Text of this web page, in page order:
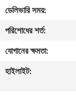
যোগাযোগ
করুন
ডেলিভারি সময়:
পরিশোধের শর্ত:
যোগানের ক্ষমতা:
হাইলাইট: